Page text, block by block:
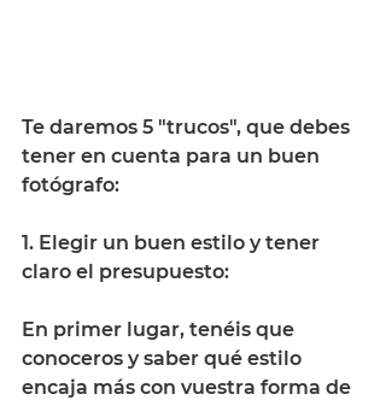
Te daremos 5 "trucos", que debes
tener en cuenta para un buen
fotógrafo:
1. Elegir un buen estilo y tener
claro el presupuesto:
En primer lugar, tenéis que
conoceros y saber qué estilo
encaja más con vuestra forma de